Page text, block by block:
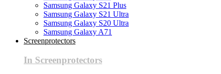
Samsung Galaxy S21 Plus
Samsung Galaxy S21 Ultra
Samsung Galaxy S20 Ultra
Samsung Galaxy A71
Screenprotectors
In Screenprotectors